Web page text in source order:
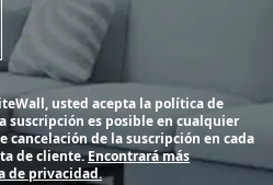
usted acepta la política de
suscripción es posible en cualquier
cancelación de la suscripción en cada
de cliente.Encontrará más
de privacidad.